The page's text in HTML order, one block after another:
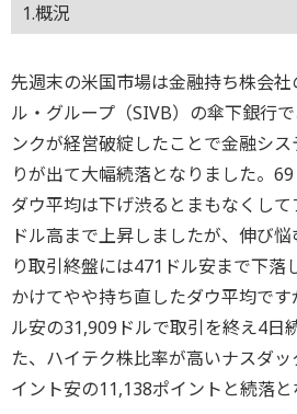
1.概況
先週末の米国市場は金融持ち株会社
ル・グループ（SIVB）の傘下銀行
ンクが経営破綻したことで金融シ
りが出て大幅続落となりました。
ダウ平均は下げ渋るとまもなくし
ドル高まで上昇しましたが、伸び
り取引終盤には471ドル安まで下落
かけてやや持ち直したダウ平均で
ル安の31,909ドルで取引を終え4日
た、ハイテク株比率が高いナスダ
イント安の11,138ポイントと続落と